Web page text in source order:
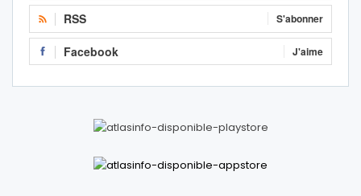
RSS S'abonner
Facebook J'aime